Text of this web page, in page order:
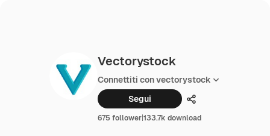
Vectorystock
Connettiti con vectorystock
Segui
Condividi
675 follower|133.7k download